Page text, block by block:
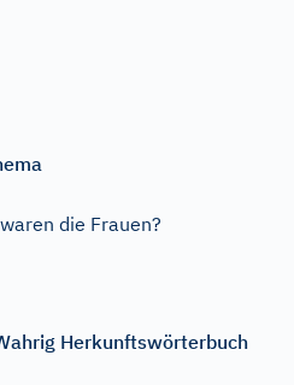
die Frauen?
Herkunftswörterbuch